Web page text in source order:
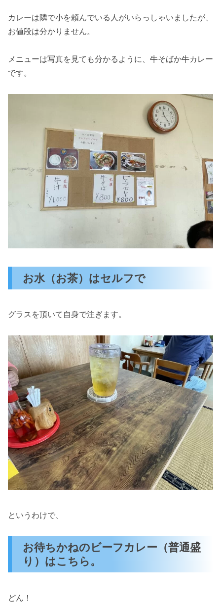
カレーは隣で小を頼んでいる人がいらっしゃいましたが、
お値段は分かりません。
メニューは写真を見ても分かるように、牛そばか牛カレー
です。
お水（お茶）はセルフで
グラスを頂いて自身で注ぎます。
というわけで、
お待ちかねのビーフカレー（普通盛
り）はこちら。
どん！